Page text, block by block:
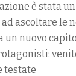
è stata
ascoltare le
un nuovo
testate